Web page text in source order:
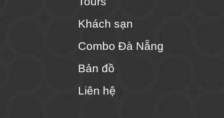
Khách sạn
Combo Đà Nẵng
Bản đồ
Liên hệ